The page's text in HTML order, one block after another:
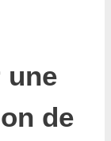
une
de